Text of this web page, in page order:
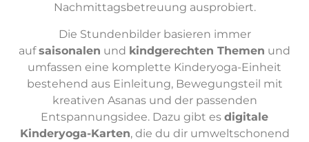
Nachmittagsbetreuung ausprobiert.
Die Stundenbilder basieren immer
aufsaisonalen und kindgerechten Themen und
umfassen eine komplette Kinderyoga-Einheit
bestehend aus Einleitung, Bewegungsteil mit
kreativen Asanas und der passenden
Entspannungsidee. Dazu gibt es digitale
Kinderyoga-Karten, die du dir umweltschonend